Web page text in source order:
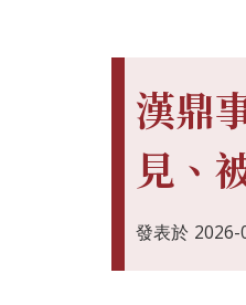
漢鼎
見、
發表於 2026-